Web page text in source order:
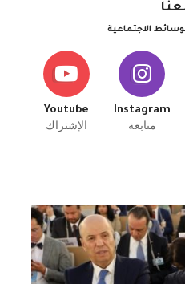
الاجتماعية
Instagram
متابعة
Youtube
الإشتراك